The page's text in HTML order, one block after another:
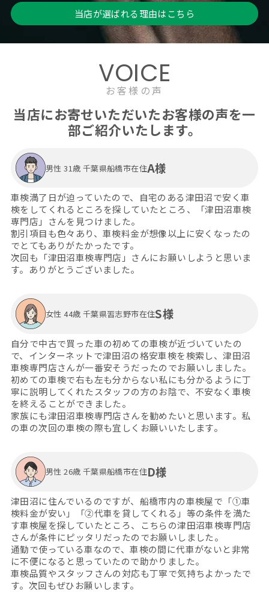
当店が選ばれる理由はこちら
VOICE
お客様の声
当店にお寄せいただいたお客様の声を一
部ご紹介いたします。
男性 31歳 千葉県船橋市在住A様
車検満了日が迫っていたので、自宅のある津田沼で安く車
検をしてくれるところを探していたところ、「津田沼車検
専門店」さんを見つけました。
割引項目も色々あり、車検料金が想像以上に安くなったの
でとてもありがたかったです。
次回も「津田沼車検専門店」さんにお願いしようと思いま
す。ありがとうございました。
女性 44歳 千葉県習志野市在住S様
自分で中古で買った車の初めての車検が近づいていたの
で、インターネットで津田沼の格安車検を検索し、津田沼
車検専門店さんが一番安そうだったのでお願いしました。
初めての車検で右も左も分からない私にも分かるように丁
寧に説明してくれたスタッフの方のお陰で、不安なく車検
を終えることができました。
家族にも津田沼車検専門店さんを勧めたいと思います。私
の車の次回の車検の際も宜しくお願いいたします。
男性 26歳 千葉県船橋市在住D様
津田沼に住んでいるのですが、船橋市内の車検屋で「①車
検料金が安い」「②代車を貸してくれる」等の条件を満た
す車検屋を探していたところ、こちらの津田沼車検専門店
さんが条件にピッタリだったのでお願いしました。
通勤で使っている車なので、車検の間に代車がないと非常
に不便になると思っていたので助かりました。
車検品質やスタッフさんの対応も丁寧で気持ちよかったで
す。次回もぜひお願いします。